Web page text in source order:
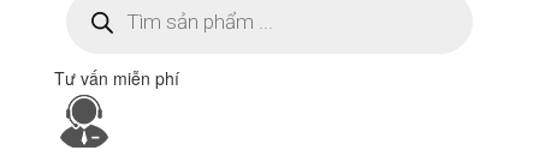
kiếm
sản
Tư vấn miễn phí